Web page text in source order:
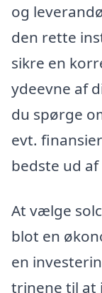
og
den rette
sikre en
ydeevne af
du spørge
evt.
bedste ud
At vælge
blot en
en
trinene til at